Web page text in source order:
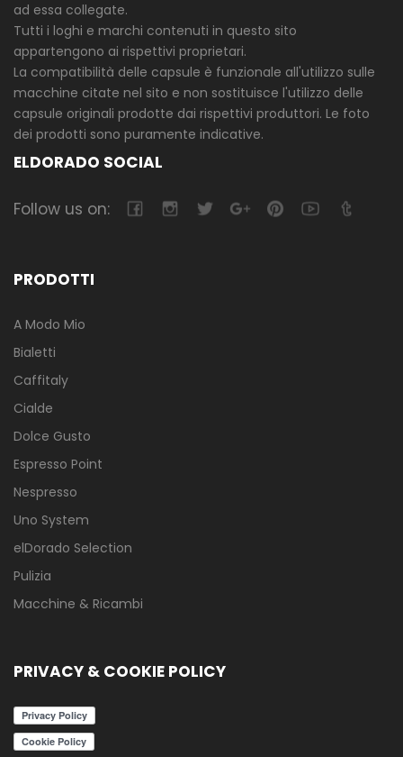
ad essa collegate.
Tutti i loghi e marchi contenuti in questo sito
appartengono ai rispettivi proprietari.
La compatibilità delle capsule è funzionale all'utilizzo sulle
macchine citate nel sito e non sostituisce l'utilizzo delle
capsule originali prodotte dai rispettivi produttori. Le foto
dei prodotti sono puramente indicative.
ELDORADO SOCIAL
Follow us on:
PRODOTTI
A Modo Mio
Bialetti
Caffitaly
Cialde
Dolce Gusto
Espresso Point
Nespresso
Uno System
elDorado Selection
Pulizia
Macchine & Ricambi
PRIVACY & COOKIE POLICY